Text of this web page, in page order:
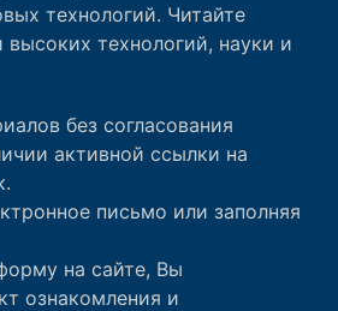
технологий. Читайте
высоких технологий, науки и
без согласования
активной ссылки на
письмо или заполняя
на сайте, Вы
ознакомления и